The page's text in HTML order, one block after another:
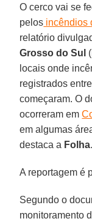
O cerco vai se
pelos incêndios
relatório
Grosso do Sul (
locais onde
registrados
começaram. O
ocorreram em
em algumas
destaca a Folha.
A reportagem é
Segundo o
monitoramento